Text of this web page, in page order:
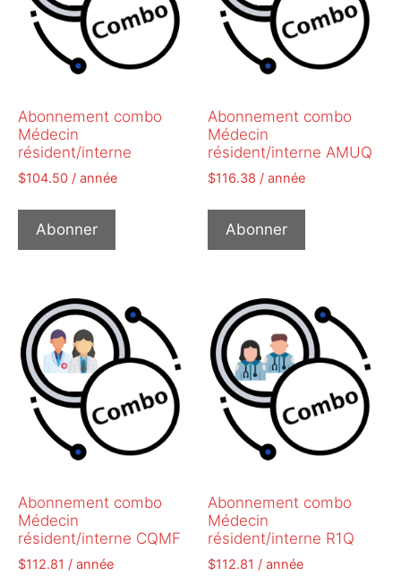
Abonnement combo
Médecin
résident/interne
$104.50 / année
Abonner
Abonnement combo
Médecin
résident/interne AMUQ
$116.38 / année
Abonner
Abonnement combo
Médecin
résident/interne CQMF
$112.81 / année
Abonnement combo
Médecin
résident/interne R1Q
$112.81 / année